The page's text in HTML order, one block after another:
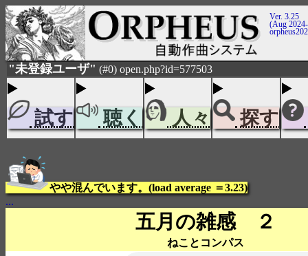
Ver. 3.25
(Aug
"未登録ユーザ" (#0) open.php?id=577503
試す 聴く 人々 探す
やや混んでいます。(load average ＝3.23)
...
五月の雑感 ２
ねことコンパス